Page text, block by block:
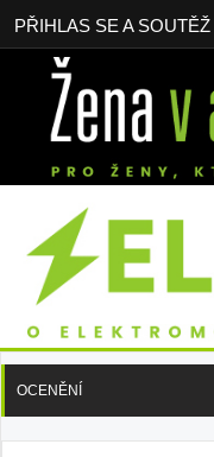
PŘIHLAS SE A SOUTĚŽ
OCENĚNÍ